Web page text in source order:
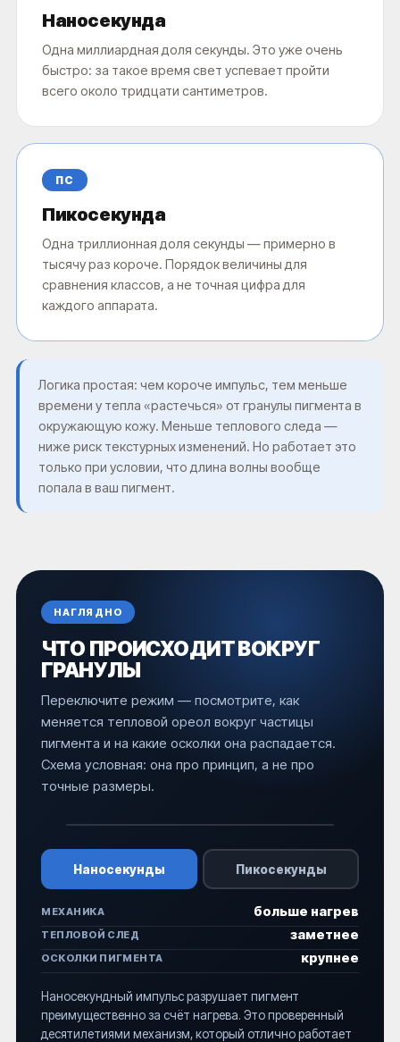
Наносекунда
Одна миллиардная доля секунды. Это уже очень
быстро: за такое время свет успевает пройти
всего около тридцати сантиметров.
ПС
Пикосекунда
Одна триллионная доля секунды — примерно в
тысячу раз короче. Порядок величины для
сравнения классов, а не точная цифра для
каждого аппарата.
Логика простая: чем короче импульс, тем меньше
времени у тепла «растечься» от гранулы пигмента в
окружающую кожу. Меньше теплового следа —
ниже риск текстурных изменений. Но работает это
только при условии, что длина волны вообще
попала в ваш пигмент.
НАГЛЯДНО
ЧТО ПРОИСХОДИТ ВОКРУГ
ГРАНУЛЫ
Переключите режим — посмотрите, как
меняется тепловой ореол вокруг частицы
пигмента и на какие осколки она распадается.
Схема условная: она про принцип, а не про
точные размеры.
Наносекунды Пикосекунды
МЕХАНИКА больше нагрев
ТЕПЛОВОЙ СЛЕД заметнее
ОСКОЛКИ ПИГМЕНТА крупнее
Наносекундный импульс разрушает пигмент
преимущественно за счёт нагрева. Это проверенный
десятилетиями механизм, который отлично работает